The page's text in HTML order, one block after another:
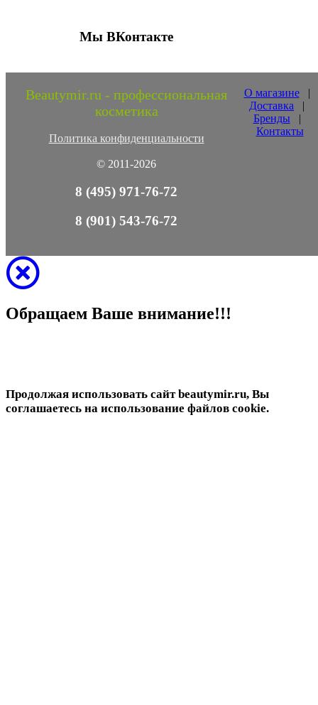
Мы ВКонтакте
Beautymir.ru - профессиональная
косметика
Политика конфиденциальности
© 2011-2026
О магазине|
Доставка |
Бренды |
Контакты
8 (495) 971-76-72
8 (901) 543-76-72
Обращаем Ваше внимание!!!
Продолжая использовать сайт beautymir.ru, Вы
соглашаетесь на использование файлов cookie.